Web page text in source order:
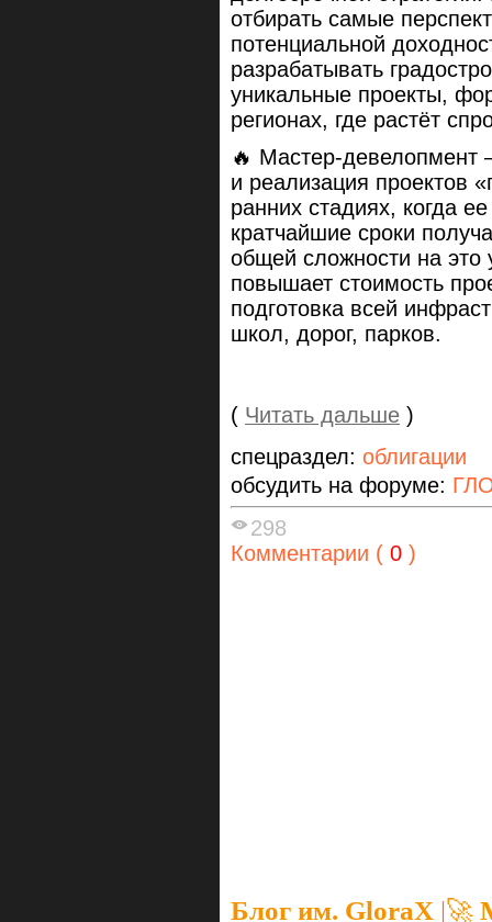
отбирать самые
потенциальной
разрабатывать
уникальные проекты,
регионах, где растёт
🔥 Мастер-девелопмент
и реализация проектов
ранних стадиях, когда
кратчайшие сроки
общей сложности на это
повышает стоимость
подготовка всей
школ, дорог, парков.
( Читать дальше )
спецраздел: облигации
обсудить на форуме:
298
Комментарии ( 0 )
Блог им. GloraX |🚀